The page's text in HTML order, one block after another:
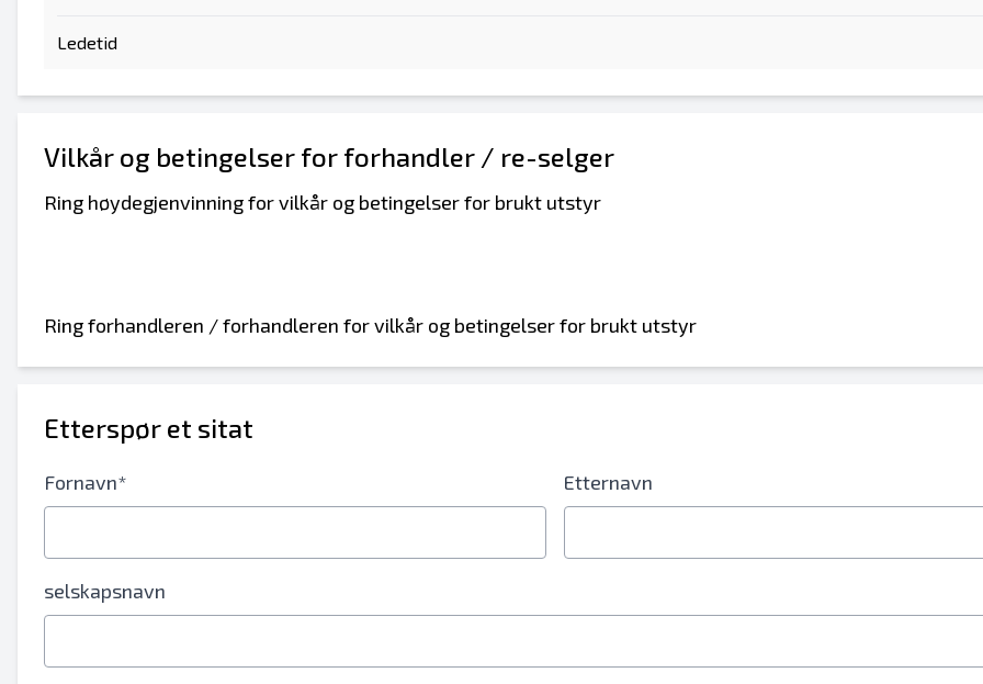
Ledetid
Vilkår og betingelser for forhandler / re-selger
Ring høydegjenvinning for vilkår og betingelser for brukt utstyr
Ring forhandleren / forhandleren for vilkår og betingelser for brukt utstyr
Etterspør et sitat
Fornavn* Etternavn
selskapsnavn